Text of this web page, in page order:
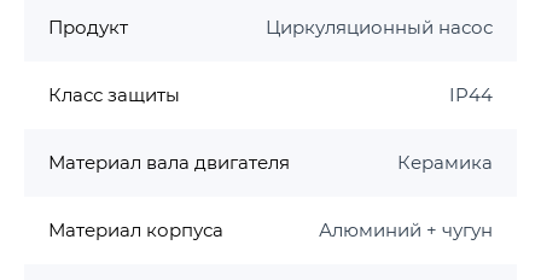
Автоматический режим работы
Плавная регулировка мощности.
Индикация текущей потребляемой мощности.
Продукт Циркуляционный насос
Класс защиты IP44
Материал вала двигателя Керамика
Материал корпуса Алюминий + чугун